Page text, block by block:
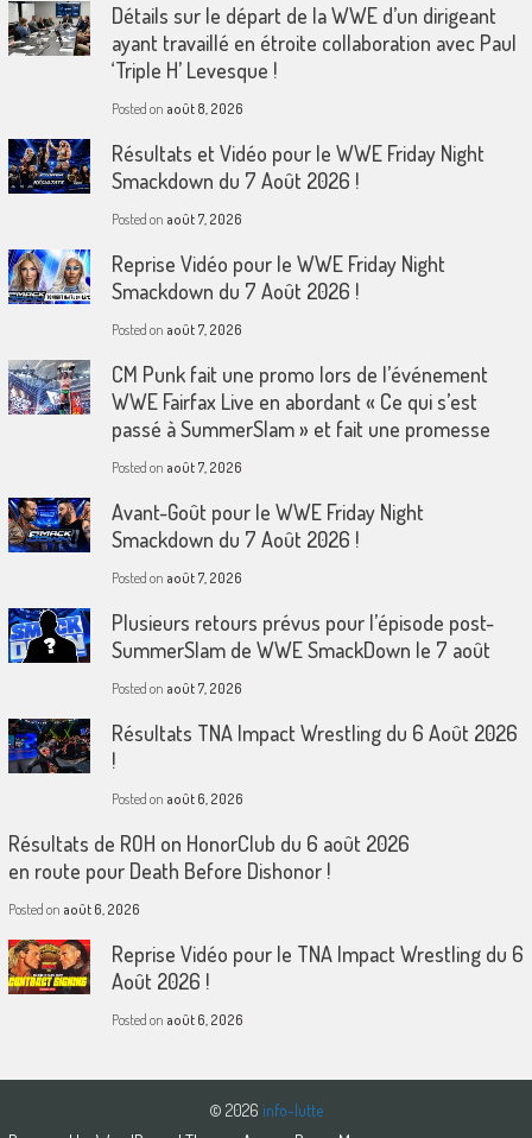
Détails sur le départ de la WWE d’un dirigeant
ayant travaillé en étroite collaboration avec Paul
‘Triple H’ Levesque !
Posted on août 8, 2026
Résultats et Vidéo pour le WWE Friday Night
Smackdown du 7 Août 2026 !
Posted on août 7, 2026
Reprise Vidéo pour le WWE Friday Night
Smackdown du 7 Août 2026 !
Posted on août 7, 2026
CM Punk fait une promo lors de l’événement
WWE Fairfax Live en abordant « Ce qui s’est
passé à SummerSlam » et fait une promesse
Posted on août 7, 2026
Avant-Goût pour le WWE Friday Night
Smackdown du 7 Août 2026 !
Posted on août 7, 2026
Plusieurs retours prévus pour l’épisode post-
SummerSlam de WWE SmackDown le 7 août
Posted on août 7, 2026
Résultats TNA Impact Wrestling du 6 Août 2026
!
Posted on août 6, 2026
Résultats de ROH on HonorClub du 6 août 2026
en route pour Death Before Dishonor !
Posted on août 6, 2026
Reprise Vidéo pour le TNA Impact Wrestling du 6
Août 2026 !
Posted on août 6, 2026
© 2026 info-lutte